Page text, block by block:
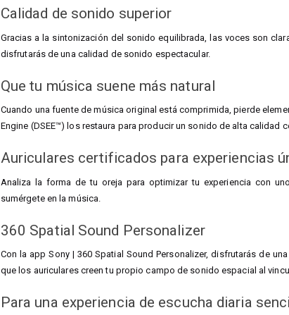
Calidad de sonido superior
Gracias a la sintonización del sonido equilibrada, las voces son
disfrutarás de una calidad de sonido espectacular.
Que tu música suene más natural
Cuando una fuente de música original está comprimida, pierde
Engine (DSEE™) los restaura para producir un sonido de alta calidad
Auriculares certificados para experiencias
Analiza la forma de tu oreja para optimizar tu experiencia con
sumérgete en la música.
360 Spatial Sound Personalizer
Con la app Sony | 360 Spatial Sound Personalizer, disfrutarás de
que los auriculares creen tu propio campo de sonido espacial al
Para una experiencia de escucha diaria